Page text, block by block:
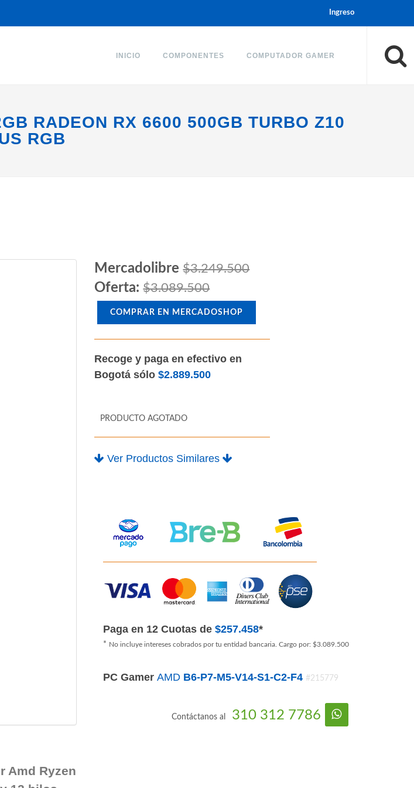
Ingreso
INICIO COMPONENTES COMPUTADOR GAMER
RADEON RX 6600 500GB TURBO Z10
RGB
Amd Ryzen
Mercadolibre$3.249.500
Oferta:$3.089.500
COMPRAR EN MERCADOSHOP
Recoge y paga en efectivo en
Bogotá sólo$2.889.500
PRODUCTO AGOTADO
Ver Productos Similares
Paga en 12 Cuotas de$257.458*
* No incluye intereses cobrados por tu entidad bancaria. Cargo por: $3.089.500
PC GamerAMD B6-P7-M5-V14-S1-C2-F4 #215779
Contáctanos al 310 312 7786